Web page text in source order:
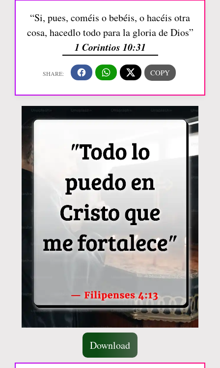
“Si, pues, coméis o bebéis, o hacéis otra
cosa, hacedlo todo para la gloria de Dios”
1 Corintios 10:31
Download